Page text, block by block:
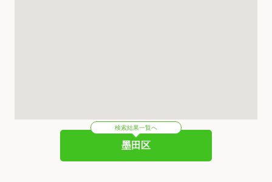
検索結果一覧へ
墨田区